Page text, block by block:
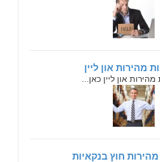
מהירות און ליין
מהירות און ליין כאן...
מהירות חוץ בנקאיות